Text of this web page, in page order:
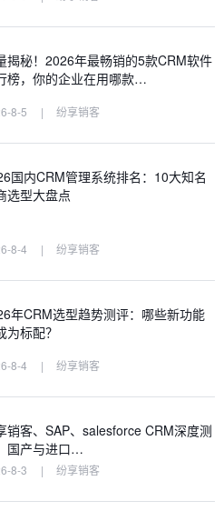
揭秘！2026年最畅销的5款CRM软件
榜，你的企业在用哪款…
8-5 | 纷享销客
国内CRM管理系统排名：10大知名
选型大盘点
8-4 | 纷享销客
年CRM选型趋势测评：哪些新功能
为标配？
8-4 | 纷享销客
销客、SAP、salesforce CRM深度测
国产与进口…
8-3 | 纷享销客